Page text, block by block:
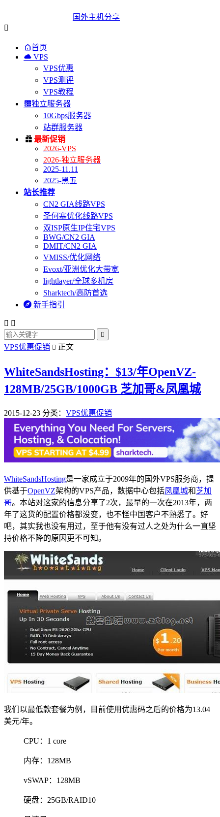
国外主机分享

首页
 VPS
VPS优惠
VPS测评
VPS教程
独立服务器
10Gbps服务器
站群服务器
 最新促销
2026-VPS
2026-独立服务器
2025-11.11
2025-黑五
站长推荐
CN2 GIA线路VPS
圣何塞优化线路VPS
双ISP原生IP住宅VPS
BWG/CN2 GIA
DMIT/CN2 GIA
VMISS/优化网络
Evoxt/亚洲优化大带宽
lightlayer/全球多机房
Sharktech/高防首选
 新手指引
 

VPS优惠促销  正文
WhiteSandsHosting：$13/年OpenVZ-
128MB/25GB/1000GB 芝加哥&凤凰城
2015-12-23 分类： VPS优惠促销
WhiteSandsHosting是一家成立于2009年的国外VPS服务商，提
供基于OpenVZ架构的VPS产品，数据中心包括凤凰城和芝加
哥。本站对这家的信息分享了2次，最早的一次在2013年，两
年了这货的配置价格都没变，也不怪中国客户不熟悉了。好
吧，其实我也没有用过，至于他有没有过人之处为什么一直坚
持价格不降的原因更不可知。
我们以最低款套餐为例，目前使用优惠码之后的价格为13.04
美元/年。
CPU：1 core
内存：128MB
vSWAP：128MB
硬盘：25GB/RAID10